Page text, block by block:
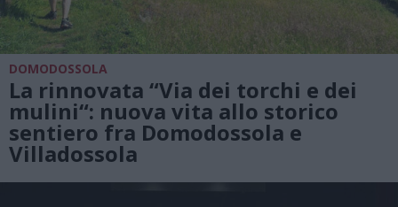
DOMODOSSOLA
La rinnovata “Via dei torchi e dei
mulini“: nuova vita allo storico
sentiero fra Domodossola e
Villadossola